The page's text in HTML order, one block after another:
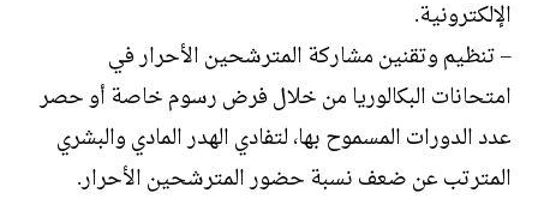
الإلكترونية.
– تنظيم وتقنين مشاركة المترشحين الأحرار في
امتحانات البكالوريا من خلال فرض رسوم خاصة أو حصر
عدد الدورات المسموح بها، لتفادي الهدر المادي والبشري
المترتب عن ضعف نسبة حضور المترشحين الأحرار.